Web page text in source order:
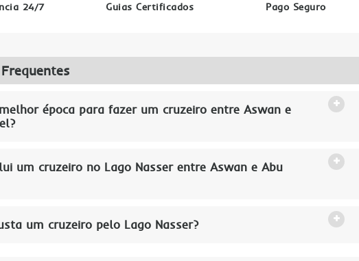
24/7 Guias Certificados Pago Seguro
época para fazer um cruzeiro entre Aswan e
um cruzeiro no Lago Nasser entre Aswan e Abu
um cruzeiro pelo Lago Nasser?